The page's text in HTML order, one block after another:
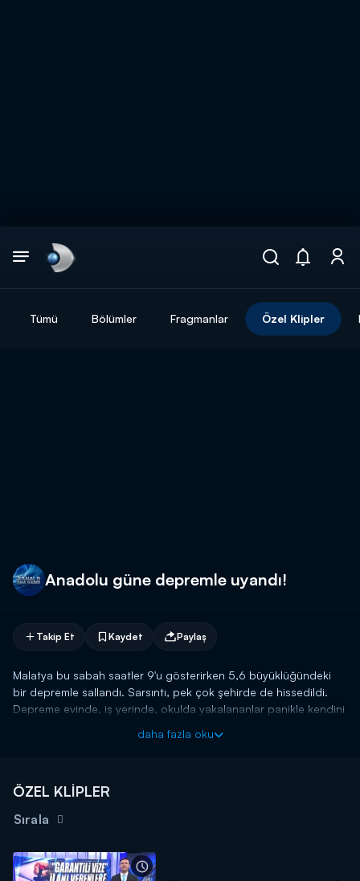
Tümü Bölümler Fragmanlar Özel Klipler
Anadolu güne depremle uyandı!
Takip Et Kaydet Paylaş
Malatya bu sabah saatler 9'u gösterirken 5,6 büyüklüğündeki
bir depremle sallandı. Sarsıntı, pek çok şehirde de hissedildi.
Depreme evinde, iş yerinde, okulda yakalananlar panikle kendini
daha fazla oku
ÖZEL KLİPLER
Sırala